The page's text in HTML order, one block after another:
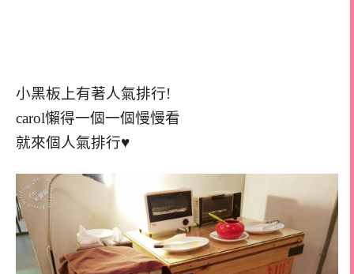
小黑板上有著人氣排行!
carol懶得一個一個慢慢看
就來個人氣排行♥